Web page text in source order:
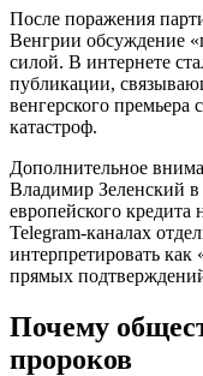
После поражения
Венгрии обсуждение
силой. В интернете
публикации,
венгерского
катастроф.
Дополнительное
Владимир Зеленский в
европейского
Telegram-каналах
интерпретировать
прямых
Почему
пророков